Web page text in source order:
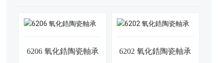
6206 氧化鋯陶瓷軸承 6202 氧化鋯陶瓷軸承